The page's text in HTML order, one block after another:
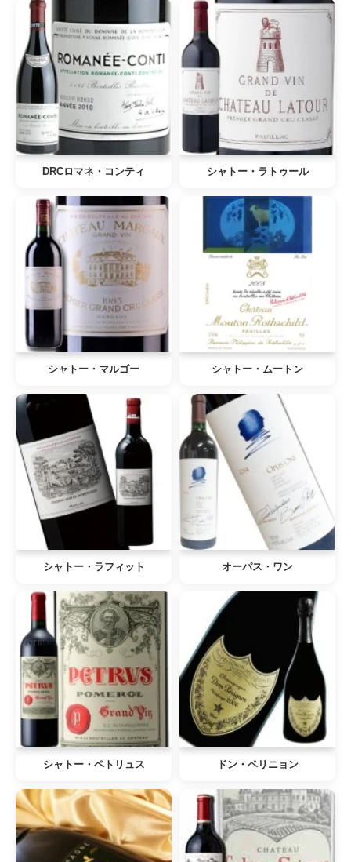
DRCロマネ・コンティ シャトー・ラトゥール
シャトー・マルゴー シャトー・ムートン
シャトー・ラフィット オーパス・ワン
シャトー・ペトリュス ドン・ペリニョン